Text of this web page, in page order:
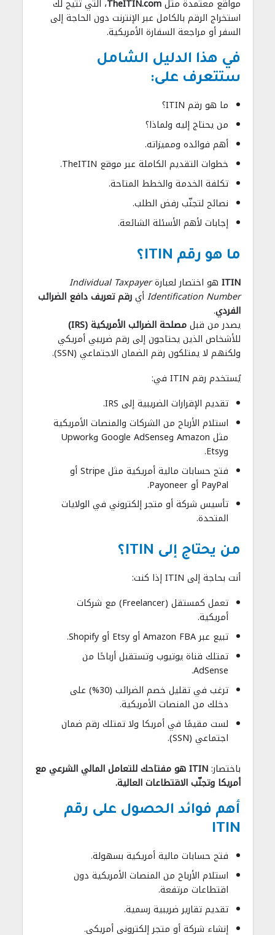
مواقع معتمدة مثلTheITIN.com، التي تتيح لك
استخراج الرقم بالكامل عبر الإنترنت دون الحاجة إلى
السفر أو مراجعة السفارة الأمريكية.
في هذا الدليل الشامل
ستتعرف على:
ما هو رقم ITIN؟
من يحتاج إليه ولماذا؟
أهم فوائده ومميزاته.
خطوات التقديم الكاملة عبر موقع TheITIN.
تكلفة الخدمة والخطط المتاحة.
نصائح لتجنّب رفض الطلب.
إجابات لأهم الأسئلة الشائعة.
ما هو رقم ITIN؟
ITIN هو اختصار لعبارةIndividual Taxpayer
Identification Numberأيرقم تعريف دافع الضرائب
الفردي.
يصدر من قبلمصلحة الضرائب الأمريكية (IRS)
للأشخاص الذين يحتاجون إلى رقم ضريبي أمريكي
ولكنهم لا يمتلكون رقم الضمان الاجتماعي (SSN).
يُستخدم رقم ITIN في:
تقديم الإقرارات الضريبية إلى IRS.
استلام الأرباح من الشركات والمنصات الأمريكية
مثل Amazon وGoogle AdSense وUpwork
وEtsy.
فتح حسابات مالية أمريكية مثل Stripe أو
PayPal أو Payoneer.
تأسيس شركة أو متجر إلكتروني في الولايات
المتحدة.
من يحتاج إلى ITIN؟
أنت بحاجة إلى ITIN إذا كنت:
تعمل كمستقل (Freelancer) مع شركات
أمريكية.
تبيع عبر Amazon FBA أو Etsy أو Shopify.
تمتلك قناة يوتيوب وتستقبل أرباحًا من
AdSense.
ترغب في تقليل خصم الضرائب (30%) على
دخلك من المنصات الأمريكية.
لست مقيمًا في أمريكا ولا تمتلك رقم ضمان
اجتماعي (SSN).
باختصار:
ITIN هو مفتاحك للتعامل المالي الشرعي مع
أمريكا وتجنّب الاقتطاعات العالية.
أهم فوائد الحصول على رقم
ITIN
فتح حسابات مالية أمريكية بسهولة.
استلام الأرباح من المنصات الأمريكية دون
اقتطاعات مرتفعة.
تقديم تقارير ضريبية رسمية.
إنشاء شركة أو متجر إلكتروني أمريكي.